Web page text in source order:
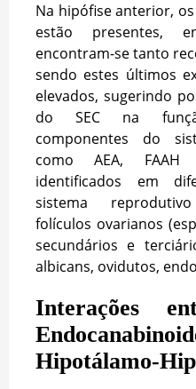
Na hipófise anterior,
estão presentes,
encontram-se tanto
sendo estes últimos
elevados, sugerindo
do SEC na
componentes do
como AEA, FAAH
identificados em
sistema
folículos ovarianos
secundários e
albicans, ovidutos,
Interações
Hipotálamo-